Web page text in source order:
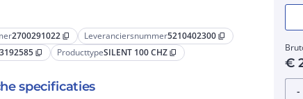
2700291022 content_copy Leveranciersnummer5210402300 content_copy
content_copy ProducttypeSILENT 100 CHZ content_copy
specificaties
€
-